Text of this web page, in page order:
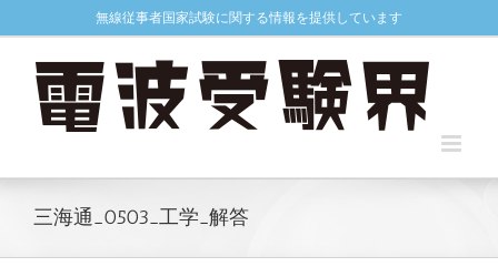
to
無線従事者国家試験に関する情報を提供しています
三海通_0503_工学_解答